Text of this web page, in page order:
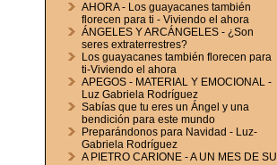
AHORA - Los guayacanes también
florecen para ti - Viviendo el ahora
ÁNGELES Y ARCÁNGELES - ¿Son
seres extraterrestres?
Los guayacanes también florecen para
ti-Viviendo el ahora
APEGOS - MATERIAL Y EMOCIONAL -
Luz Gabriela Rodríguez
Sabías que tu eres un Ángel y una
bendición para este mundo
Preparándonos para Navidad - Luz-
Gabriela Rodríguez
A PIETRO CARIONE - A UN MES DE SU